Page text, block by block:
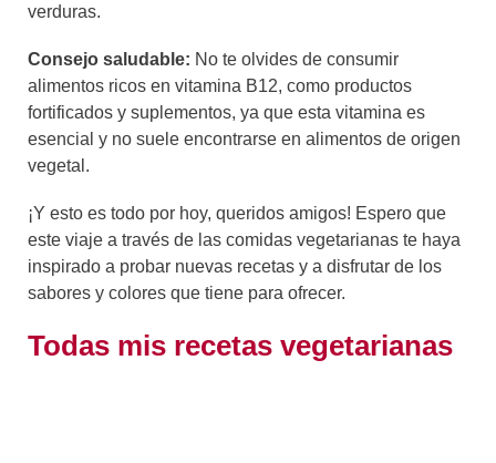
verduras.
Consejo saludable: No te olvides de consumir
alimentos ricos en vitamina B12, como productos
fortificados y suplementos, ya que esta vitamina es
esencial y no suele encontrarse en alimentos de origen
vegetal.
¡Y esto es todo por hoy, queridos amigos! Espero que
este viaje a través de las comidas vegetarianas te haya
inspirado a probar nuevas recetas y a disfrutar de los
sabores y colores que tiene para ofrecer.
Todas mis recetas vegetarianas